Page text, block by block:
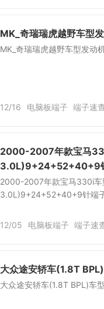
MK_奇瑞瑞虎越野车型
MK_奇瑞瑞虎越野车型发动
12/16 电脑板端子 端子速
2000-2007年款宝马
3.0L)9+24+52+40+9
2000-2007年款宝马330i车
3.0L)9+24+52+40+9针端子
12/05 电脑板端子 端子速
大众途安轿车(1.8T
大众途安轿车(1.8T BPL)车